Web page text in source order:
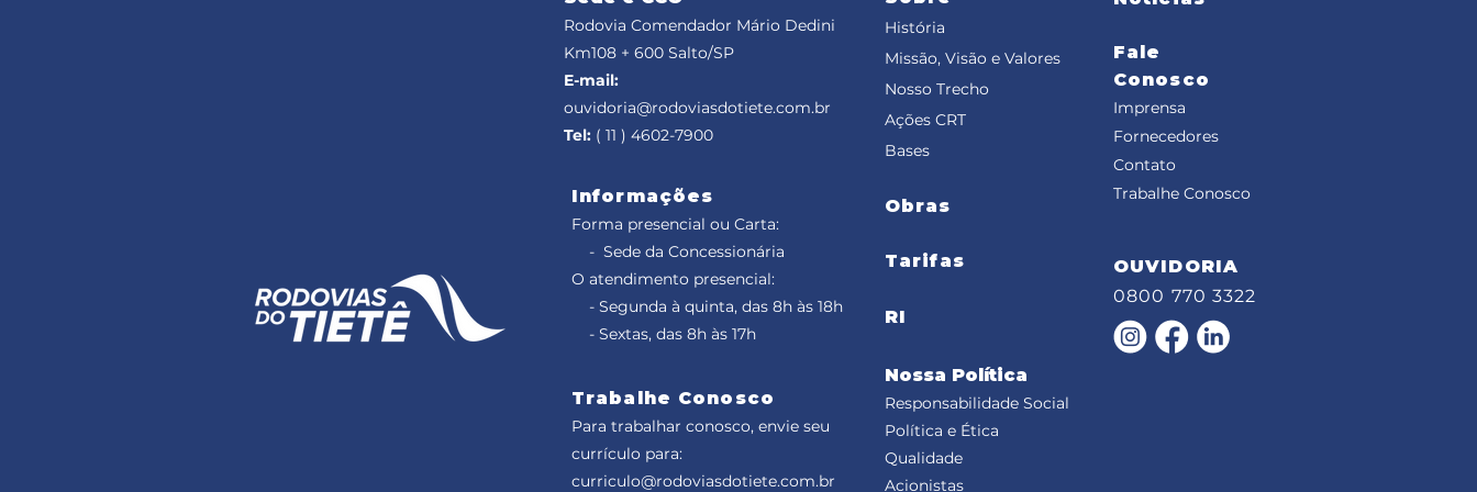
Rodovia Comendador Mário Dedini
Km108 + 600 Salto/SP
E-mail:
ouvidoria@rodoviasdotiete.com.br
Tel: ( 11 ) 4602-7900
Informações
Forma presencial ou Carta:
- Sede da Concessionária
O atendimento presencial:
- Segunda à quinta, das 8h às 18h
- Sextas, das 8h às 17h
Trabalhe Conosco
Para trabalhar conosco, envie seu
currículo para:
curriculo@rodoviasdotiete.com.br
História
Missão, Visão e Valores
Nosso Trecho
Ações CRT
Bases
Obras
Tarifas
RI
Nossa Política
Responsabilidade Social
Política e Ética
Qualidade
Acionistas
Fale
Conosco
Imprensa
Fornecedores
Contato
Trabalhe Conosco
OUVIDORIA
0800 770 3322